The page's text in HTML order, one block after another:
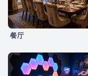
餐厅